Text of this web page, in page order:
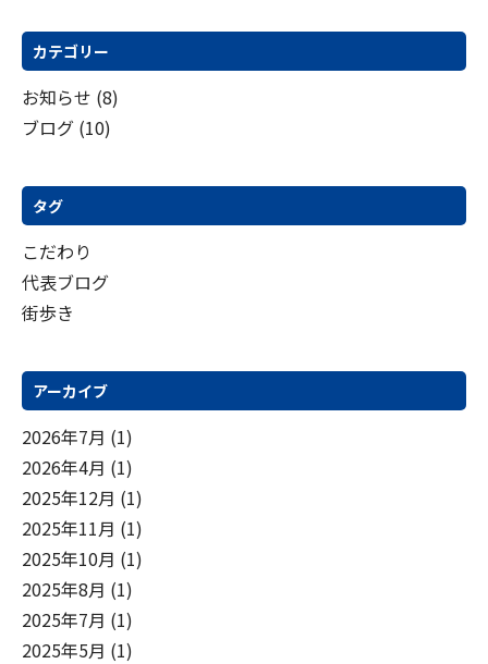
ビ
ゲ
ー
シ
ン
カテゴリー
お知らせ (8)
ブログ (10)
タグ
こだわり
代表ブログ
街歩き
アーカイブ
2026年7月 (1)
2026年4月 (1)
2025年12月 (1)
2025年11月 (1)
2025年10月 (1)
2025年8月 (1)
2025年7月 (1)
2025年5月 (1)